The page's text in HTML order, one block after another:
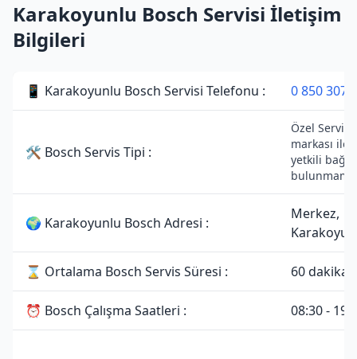
Karakoyunlu Bosch Servisi İletişim
Bilgileri
📱 Karakoyunlu Bosch Servisi Telefonu : 0 850 307
🛠 Bosch Servis Tipi :
Özel
markası ile
yetkili
🌍 Karakoyunlu Bosch Adresi :
Merkez,
⌛ Ortalama Bosch Servis Süresi : 60 dakika
⏰ Bosch Çalışma Saatleri : 08:30 -